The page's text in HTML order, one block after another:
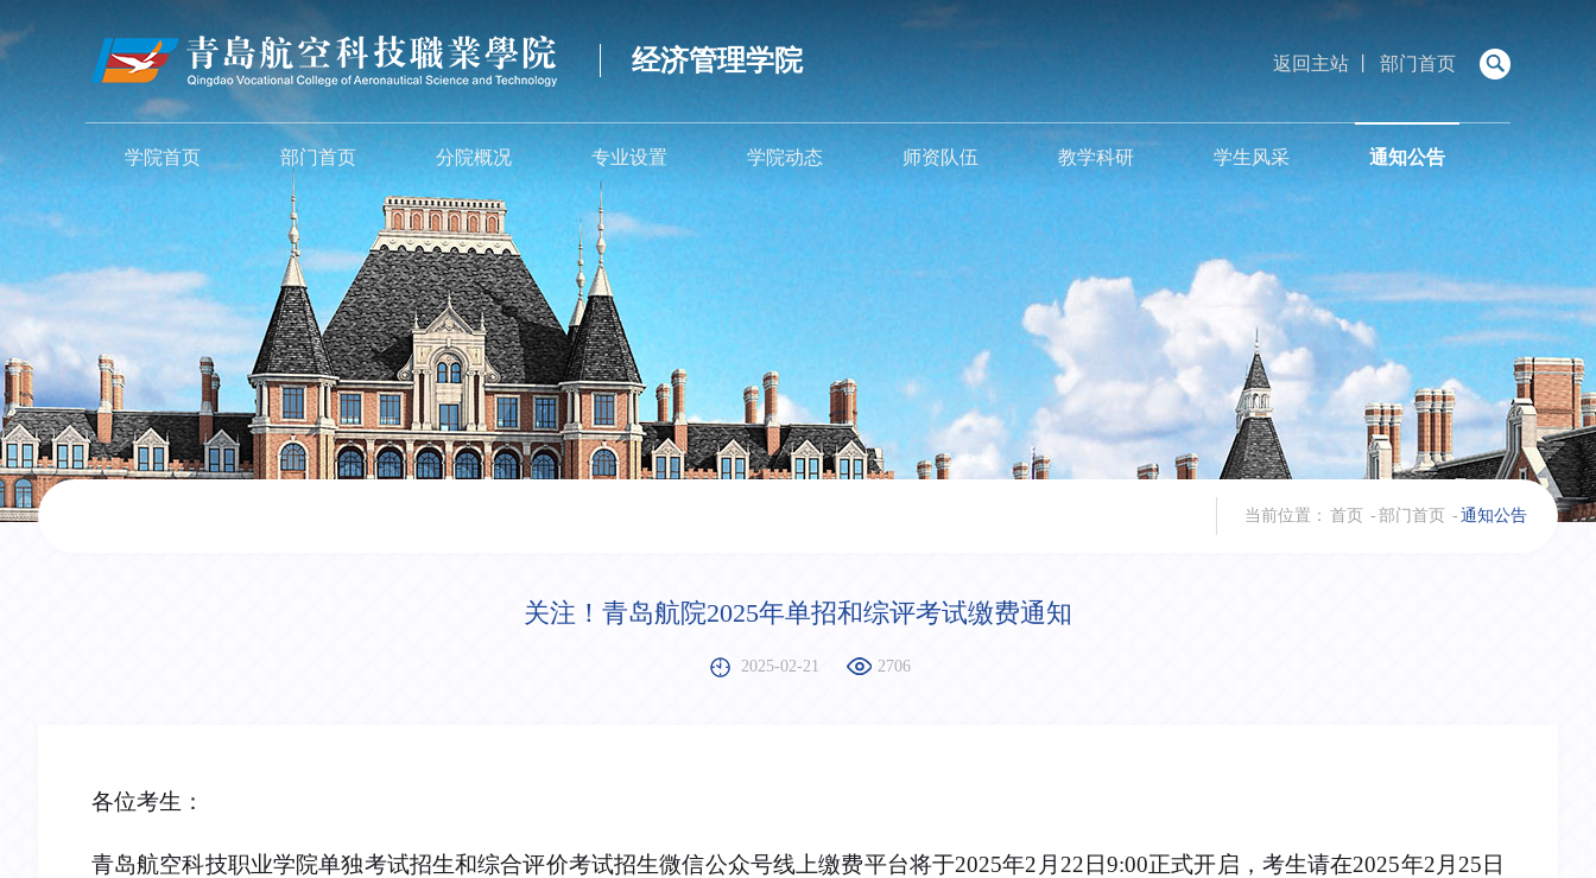
经济管理学院 返回主站 部门首页
学院首页 部门首页 分院概况 专业设置 学院动态 师资队伍 教学科研 学生风采 通知公告
当前位置： 首页 - 部门首页 - 通知公告
关注！青岛航院2025年单招和综评考试缴费通知
2025-02-21 2706
各位考生：
青岛航空科技职业学院单独考试招生和综合评价考试招生微信公众号线上缴费平台将于2025年2月22日9:00正式开启，考生请在2025年2月25日